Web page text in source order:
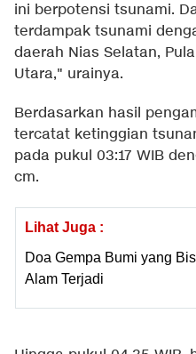
ini berpotensi tsunami.
terdampak tsunami
daerah Nias Selatan,
Utara," urainya.
Berdasarkan hasil
tercatat ketinggian
pada pukul 03:17 WIB
cm.
Lihat Juga :
Doa Gempa Bumi yang
Alam Terjadi